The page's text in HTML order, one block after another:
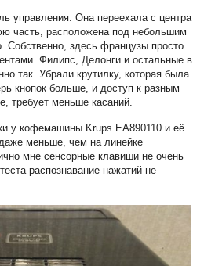
управления. Она переехала с центра
часть, расположена под небольшим
Собственно, здесь французы просто
Филипс, Делонги и остальные в
так. Убрали крутилку, которая была
кнопок больше, и доступ к разным
требует меньше касаний.
у кофемашины Krups EA890110 и её
меньше, чем на линейке
мне сенсорные клавиши не очень
распознавание нажатий не